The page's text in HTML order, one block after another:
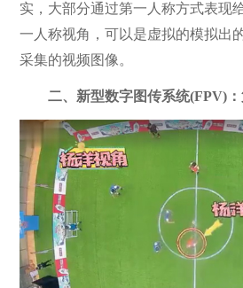
实，大部分通过第一人称方式表现
一人称视角，可以是虚拟的模拟出
采集的视频图像。
二、新型数字图传系统(FPV)：